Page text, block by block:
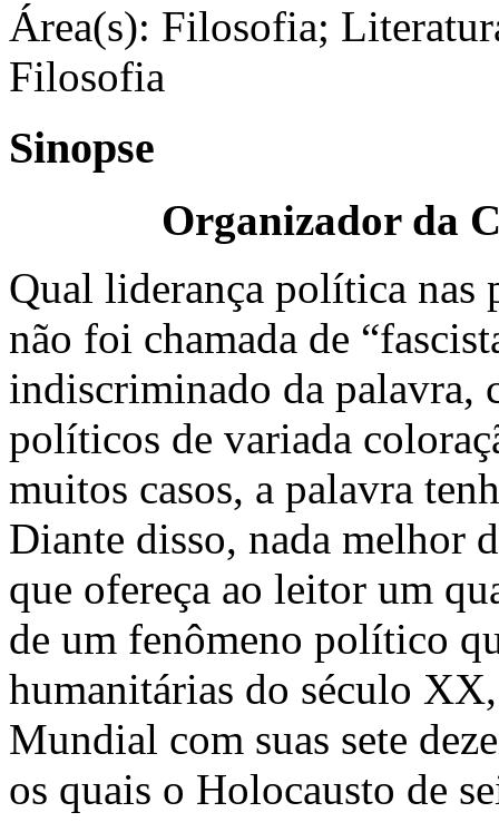
Área(s): Filosofia;
Filosofia
Sinopse
Organizador da
Qual liderança política nas
não foi chamada de
indiscriminado da palavra,
políticos de variada
muitos casos, a palavra
Diante disso, nada melhor
que ofereça ao leitor um
de um fenômeno político
humanitárias do século
Mundial com suas sete
os quais o Holocausto de